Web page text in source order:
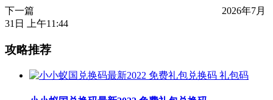
下一篇
2026年7月
31日 上午11:44
攻略推荐
礼包码